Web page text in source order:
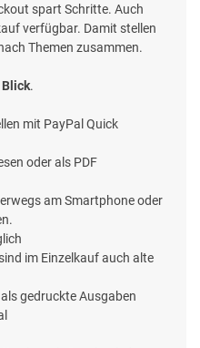
spart Schritte. Auch
verfügbar. Damit stellen
Themen zusammen.
.
mit PayPal Quick
oder als PDF
am Smartphone oder
im Einzelkauf auch alte
gedruckte Ausgaben